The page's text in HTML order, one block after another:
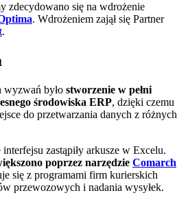
zdecydowano się na wdrożenie
. Wdrożeniem zajął się Partner
.
wyzwań było stworzenie w pełni
środowiska ERP, dzięki czemu
do przetwarzania danych z różnych
zastąpiły arkusze w Excelu.
poprzez narzędzie Comarch
się z programami firm kurierskich
przewozowych i nadania wysyłek.